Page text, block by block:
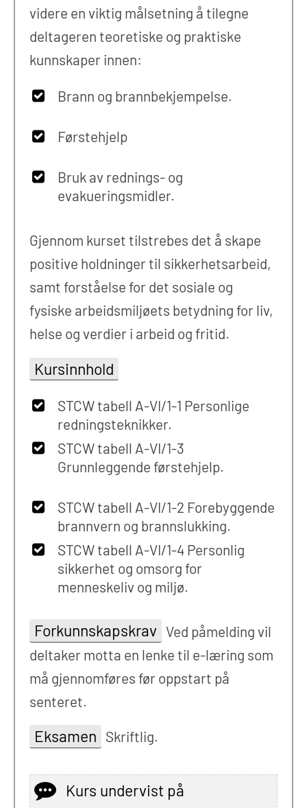
videre en viktig målsetning å tilegne
deltageren teoretiske og praktiske
kunnskaper innen:
Brann og brannbekjempelse.
Førstehjelp
Bruk av rednings- og
evakueringsmidler.
Gjennom kurset tilstrebes det å skape
positive holdninger til sikkerhetsarbeid,
samt forståelse for det sosiale og
fysiske arbeidsmiljøets betydning for liv,
helse og verdier i arbeid og fritid.
Kursinnhold
STCW tabell A-VI/1-1 Personlige
redningsteknikker.
STCW tabell A-VI/1-3
Grunnleggende førstehjelp.
STCW tabell A-VI/1-2 Forebyggende
brannvern og brannslukking.
STCW tabell A-VI/1-4 Personlig
sikkerhet og omsorg for
menneskeliv og miljø.
Forkunnskapskrav Ved påmelding vil
deltaker motta en lenke til e-læring som
må gjennomføres før oppstart på
senteret.
Eksamen Skriftlig.
Kurs undervist på